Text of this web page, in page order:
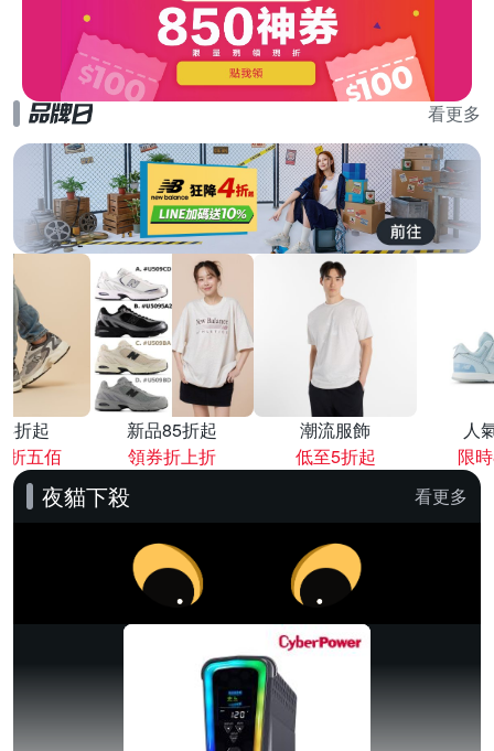
看更多
折起
折五佰
新品85折起
領券折上折
潮流服飾
低至5折起
人
限
夜貓下殺 看更多